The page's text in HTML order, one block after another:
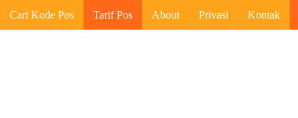
Cari Kode Pos Tarif Pos About Privasi Kontak